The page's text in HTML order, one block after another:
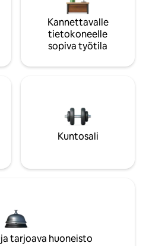
Kannettavalle
tietokoneelle
sopiva työtila
Kuntosali
tarjoava huoneisto